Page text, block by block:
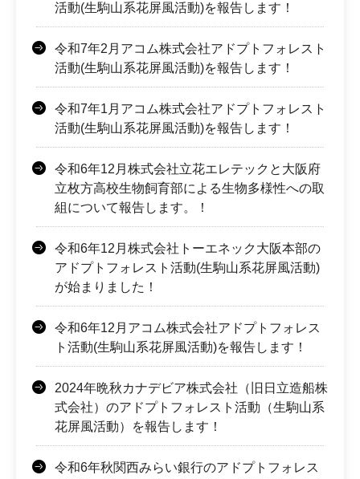
活動(生駒山系花屏風活動)を報告します！
令和7年2月アコム株式会社アドプトフォレスト
活動(生駒山系花屏風活動)を報告します！
令和7年1月アコム株式会社アドプトフォレスト
活動(生駒山系花屏風活動)を報告します！
令和6年12月株式会社立花エレテックと大阪府
立枚方高校生物飼育部による生物多様性への取
組について報告します。！
令和6年12月株式会社トーエネック大阪本部の
アドプトフォレスト活動(生駒山系花屏風活動)
が始まりました！
令和6年12月アコム株式会社アドプトフォレス
ト活動(生駒山系花屏風活動)を報告します！
2024年晩秋カナデビア株式会社（旧日立造船株
式会社）のアドプトフォレスト活動（生駒山系
花屏風活動）を報告します！
令和6年秋関西みらい銀行のアドプトフォレス